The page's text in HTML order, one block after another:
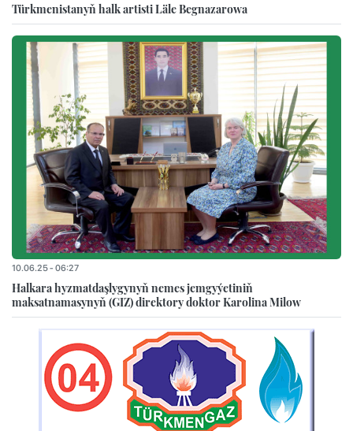
Türkmenistanyň halk artisti Läle Begnazarowa
10.06.25 - 06:27
Halkara hyzmatdaşlygynyň nemes jemgyýetiniň
maksatnamasynyň (GIZ) direktory doktor Karolina Milow